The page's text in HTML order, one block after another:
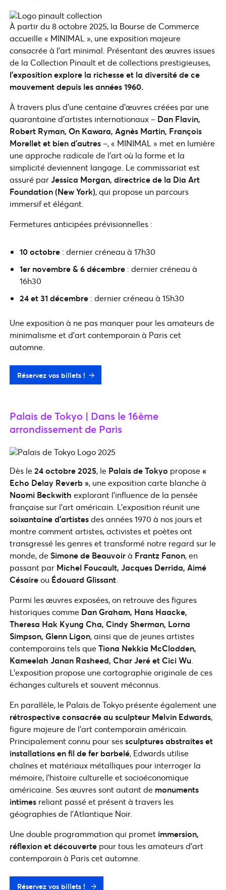
À partir du 8 octobre 2025, la Bourse de Commerce
accueille « MINIMAL », une exposition majeure
consacrée à l’art minimal. Présentant des œuvres issues
de la Collection Pinault et de collections prestigieuses,
l’exposition explore la richesse et la diversité de ce
mouvement depuis les années 1960.
À travers plus d’une centaine d’œuvres créées par une
quarantaine d’artistes internationaux – Dan Flavin,
Robert Ryman, On Kawara, Agnès Martin, François
Morellet et bien d’autres–, « MINIMAL » met en lumière
une approche radicale de l’art où la forme et la
simplicité deviennent langage. Le commissariat est
assuré parJessica Morgan, directrice de la Dia Art
Foundation (New York), qui propose un parcours
immersif et élégant.
Fermetures anticipées prévisionnelles :
10 octobre : dernier créneau à 17h30
1er novembre & 6 décembre : dernier créneau à
16h30
24 et 31 décembre : dernier créneau à 15h30
Une exposition à ne pas manquer pour les amateurs de
minimalisme et d’art contemporain à Paris cet
automne.
Réservez vos billets !
Palais de Tokyo | Dans le 16ème
arrondissement de Paris
Dès le24 octobre 2025, le Palais de Tokyo propose«
Echo Delay Reverb », une exposition carte blanche à
Naomi Beckwith explorant l’influence de la pensée
française sur l’art américain. L’exposition réunit une
soixantaine d’artistesdes années 1970 à nos jours et
montre comment artistes, activistes et poètes ont
transgressé les genres et transformé notre regard sur le
monde, de Simone de Beauvoirà Frantz Fanon, en
passant par Michel Foucault, Jacques Derrida, Aimé
Césaireou Édouard Glissant
Parmi les œuvres exposées, on retrouve des figures
historiques comme Dan Graham, Hans Haacke,
Theresa Hak Kyung Cha, Cindy Sherman, Lorna
Simpson, Glenn Ligon, ainsi que de jeunes artistes
contemporains tels queTiona Nekkia McClodden,
Kameelah Janan Rasheed, Char Jeré et Cici Wu
L’exposition propose une cartographie originale de ces
échanges culturels et souvent méconnus.
En parallèle, le Palais de Tokyo présente également une
rétrospective consacrée au sculpteur Melvin Edwards,
figure majeure de l’art contemporain américain.
Principalement connu pour sessculptures abstraites et
installations en fil de fer barbelé, Edwards utilise
chaînes et matériaux métalliques pour interroger la
mémoire, l’histoire culturelle et socioéconomique
américaine. Ses œuvres sont autant de monuments
intimes reliant passé et présent à travers les
géographies de l’Atlantique Noir.
Une double programmation qui promet immersion,
réflexion et découverte pour tous les amateurs d’art
contemporain à Paris cet automne.
Réservez vos billets !